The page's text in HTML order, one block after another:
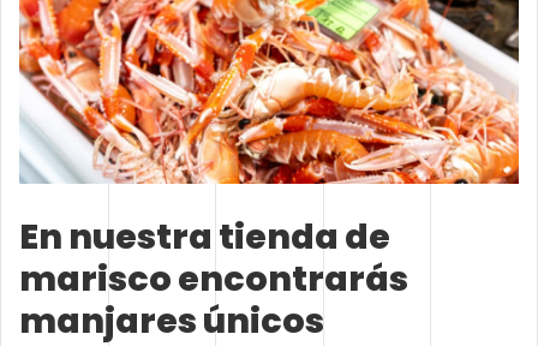
En nuestra tienda de
marisco encontrarás
manjares únicos